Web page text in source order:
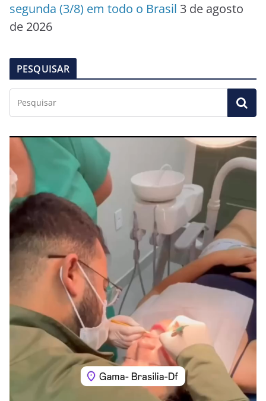
segunda (3/8) em todo o Brasil 3 de agosto
de 2026
PESQUISAR